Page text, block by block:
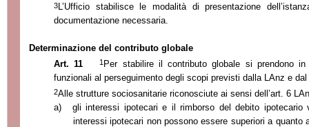
3L’Ufficio stabilisce le modalità di presentazione
documentazione necessaria.
Determinazione del contributo globale
Art. 11
1 Per stabilire il contributo globale si prendono
funzionali al perseguimento degli scopi previsti dalla LAnz e
2Alle strutture sociosanitarie riconosciute ai sensi dell’art. 6
a)
gli interessi ipotecari e il rimborso del debito
interessi ipotecari non possono essere superiori a quanto